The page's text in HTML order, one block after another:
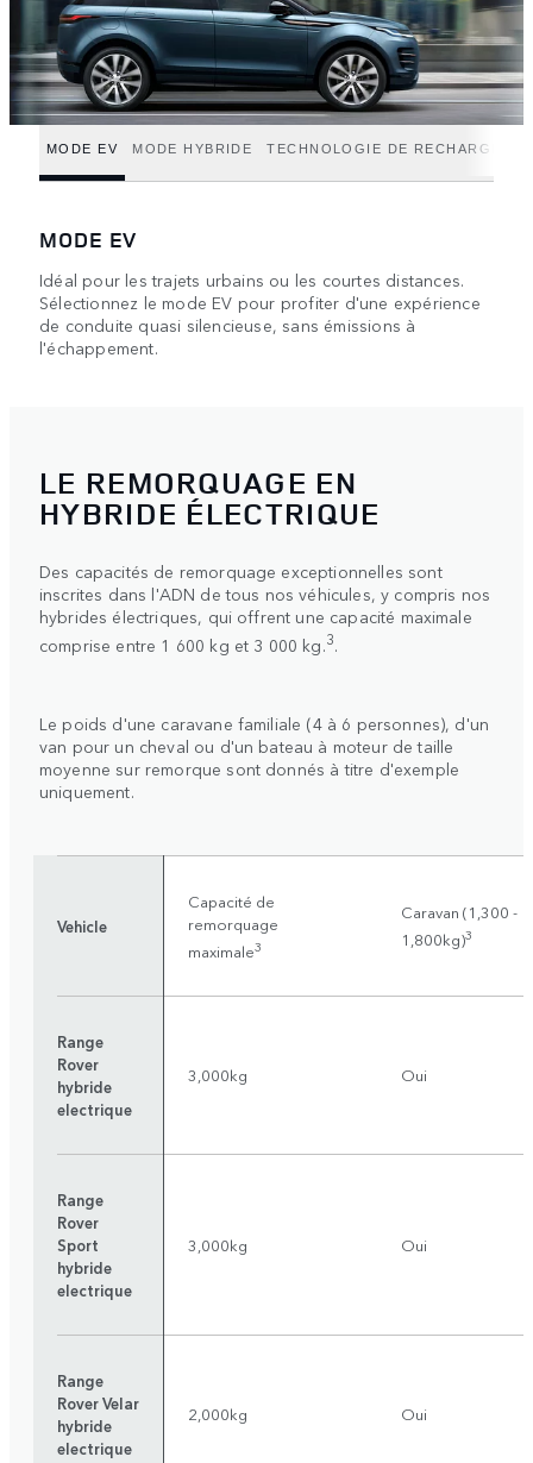
MODE EV MODE HYBRIDE TECHNOLOGIE DE RECHARGE
MODE EV
Idéal pour les trajets urbains ou les courtes distances.
Sélectionnez le mode EV pour profiter d'une expérience
de conduite quasi silencieuse, sans émissions à
l'échappement.
LE REMORQUAGE EN
HYBRIDE ÉLECTRIQUE
Des capacités de remorquage exceptionnelles sont
inscrites dans l'ADN de tous nos véhicules, y compris nos
hybrides électriques, qui offrent une capacité maximale
comprise entre 1 600 kg et 3 000 kg.3.
Le poids d'une caravane familiale (4 à 6 personnes), d'un
van pour un cheval ou d'un bateau à moteur de taille
moyenne sur remorque sont donnés à titre d'exemple
uniquement.
Vehicle
Capacité de
remorquage
maximale3
Caravan (1,300 -
1,800kg)3
Range
Rover
hybride
electrique
3,000kg Oui
Range
Rover
Sport
hybride
electrique
3,000kg Oui
Range
Rover Velar
hybride
electrique
2,000kg Oui